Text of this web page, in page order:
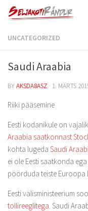
UNCATEGORIZED
Saudi Araabia
BYAKSDA8ASZ · 1. MÄRTS
Riiki pääsemine
Eesti kodanikule on
Araabia saatkonnast
kohta lugeda Saudi
ei ole Eesti saatkonda
pöörduda teiste Euroopa
Eesti välisministeerium
tollireeglitega. Saudi